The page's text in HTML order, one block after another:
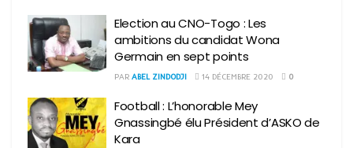
Election au CNO-Togo : Les
ambitions du candidat Wona
Germain en sept points
PAR ABEL ZINDODJI 14 DÉCEMBRE 2020 0
Football : L’honorable Mey
Gnassingbé élu Président d’ASKO de
Kara